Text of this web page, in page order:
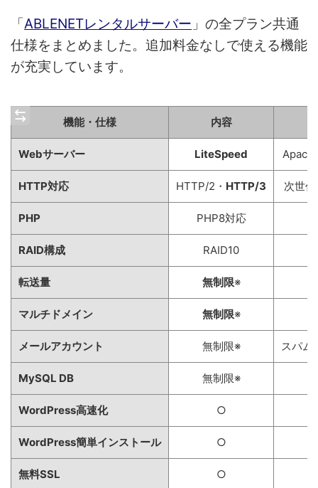
「ABLENETレンタルサーバー 」の全プラン共通
仕様をまとめました。追加料金なしで使える機能
が充実しています。
機能・仕様 内容
Webサーバー LiteSpeed
HTTP対応 HTTP/2・ HTTP/3 次世
PHP PHP8対応
RAID構成 RAID10
転送量 無制限※
マルチドメイン 無制限※
メールアカウント 無制限※ スパム
MySQL DB 無制限※
WordPress高速化 ○
WordPress簡単インストール ○
無料SSL ○